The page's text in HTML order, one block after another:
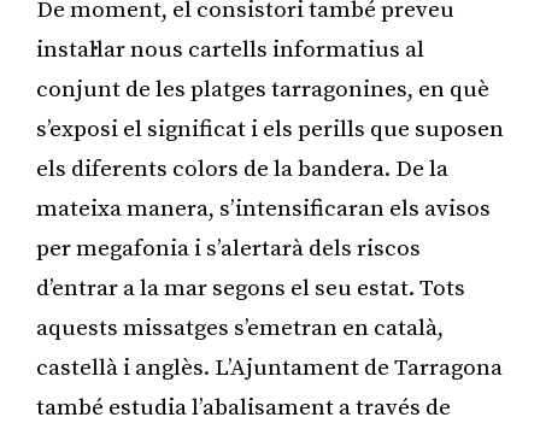
De moment, el consistori també preveu
instal·lar nous cartells informatius al
conjunt de les platges tarragonines, en què
s’exposi el significat i els perills que suposen
els diferents colors de la bandera. De la
mateixa manera, s’intensificaran els avisos
per megafonia i s’alertarà dels riscos
d’entrar a la mar segons el seu estat. Tots
aquests missatges s’emetran en català,
castellà i anglès. L’Ajuntament de Tarragona
també estudia l’abalisament a través de